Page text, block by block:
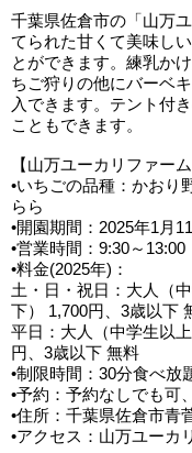
千葉県佐倉市の「山万
てられた甘くて美味し
とができます。練乳か
ちご狩りの他にバーベ
入できます。テント付
こともできます。
【山万ユーカリファーム
•いちごの品種：かおり
らら
•開園期間：2025年1月
•営業時間：9:30～13:00
•料金(2025年)：
土・日・祝日：大人（
下） 1,700円、3歳以下
平日：大人（中学生以
円、3歳以下 無料
•制限時間：30分食べ放
•予約：予約なしでも可
•住所：千葉県佐倉市青
•アクセス：山万ユーカ